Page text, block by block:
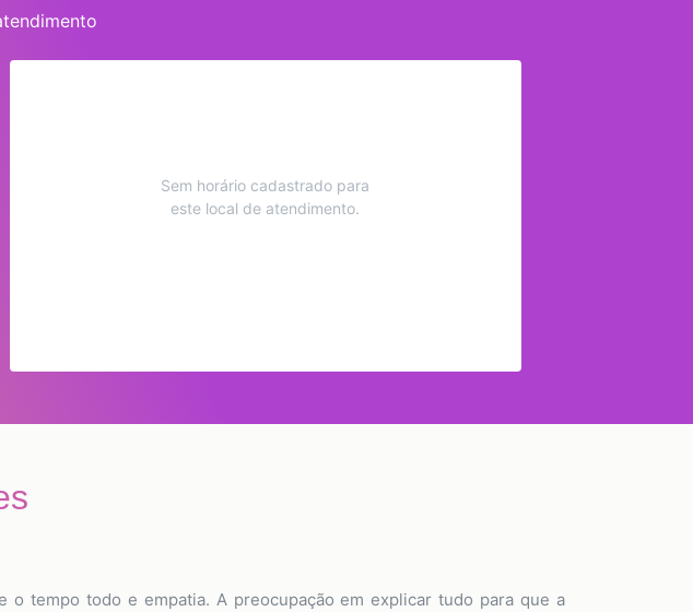
Sem horário cadastrado para
este local de atendimento.
tempo todo e empatia. A preocupação em explicar tudo para que a